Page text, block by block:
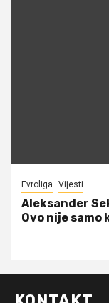
Evroliga Vijesti
Aleksander
Ovo nije samo